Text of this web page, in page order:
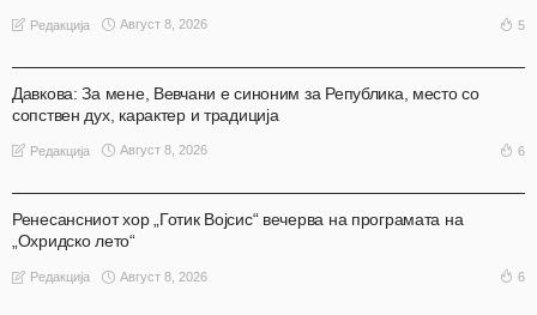
Редакција Август 8, 2026 5
Давкова: За мене, Вевчани е синоним за Република, место со
сопствен дух, карактер и традиција
Редакција Август 8, 2026 6
Ренесансниот хор „Готик Војсис“ вечерва на програмата на
„Охридско лето“
Редакција Август 8, 2026 6